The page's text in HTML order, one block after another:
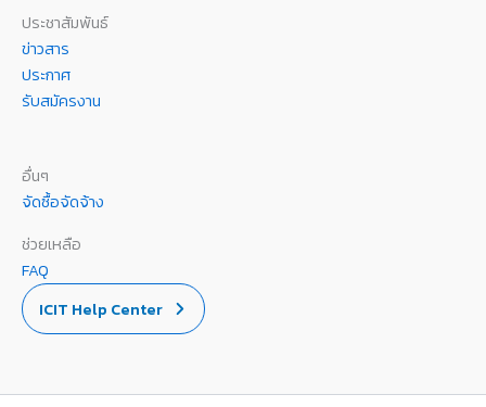
ประชาสัมพันธ์
ข่าวสาร
ประกาศ
รับสมัครงาน
อื่นๆ
จัดซื้อจัดจ้าง
ช่วยเหลือ
FAQ
ICIT Help Center